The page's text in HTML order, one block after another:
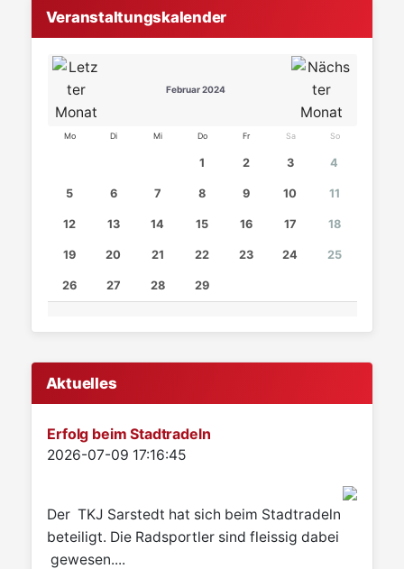
Veranstaltungskalender
Februar 2024
Mo Di Mi Do Fr Sa So
1 2 3 4
5 6 7 8 9 10 11
12 13 14 15 16 17 18
19 20 21 22 23 24 25
26 27 28 29
Aktuelles
Erfolg beim Stadtradeln
Details
2026-07-09 17:16:45
Der TKJ Sarstedt hat sich beim Stadtradeln
beteiligt. Die Radsportler sind fleissig dabei
gewesen....